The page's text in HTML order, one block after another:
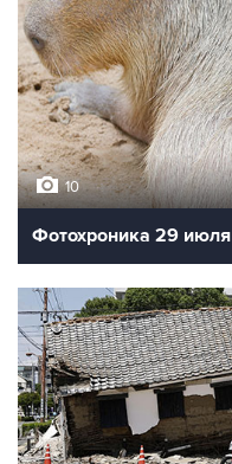
10
Фотохроника 29 июля